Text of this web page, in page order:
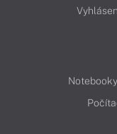
Notebooky